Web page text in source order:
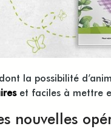
la possibilité
et faciles à mettre
nouvelles